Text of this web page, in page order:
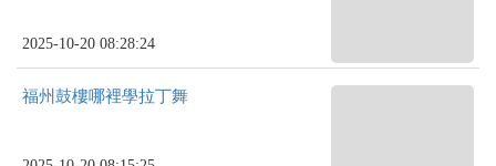
2025-10-20 08:28:24
福州鼓樓哪裡學拉丁舞